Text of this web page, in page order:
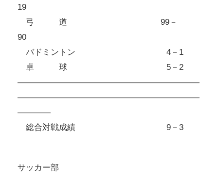
19
弓 道 99－
90
バドミントン 4－1
卓 球 5－2
――――――――――――――――――――――
――――――――――――――――――――――
――――
総合対戦成績 9－3
サッカー部